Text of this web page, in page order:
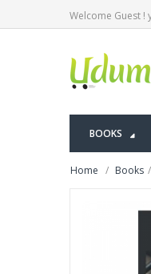
Welcome Guest !
BOOKS
Home Books